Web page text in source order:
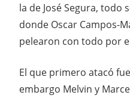
la de José Segura, todo
donde Oscar Campos-
pelearon con todo por
El que primero atacó
embargo Melvin y